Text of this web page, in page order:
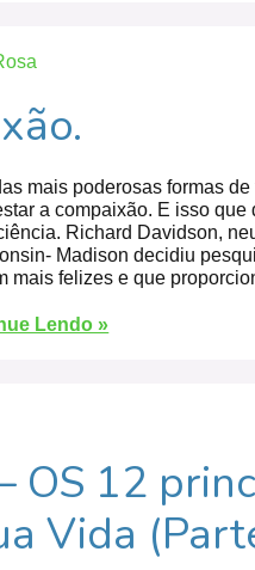
mais poderosas formas
a compaixão. E isso
Richard Davidson,
Madison decidiu
mais felizes e que
Lendo »
OS 12
Vida